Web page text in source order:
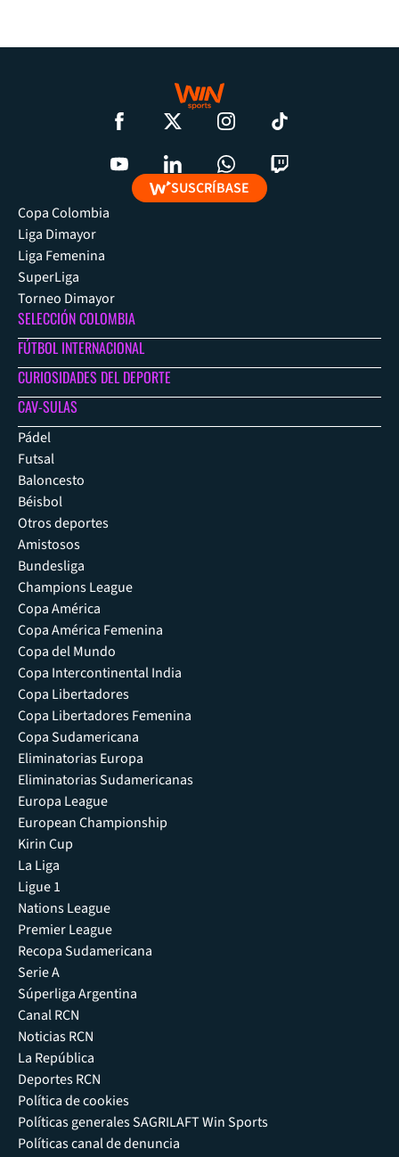
SUSCRÍBASE
Copa Colombia
Liga Dimayor
Liga Femenina
SuperLiga
Torneo Dimayor
SELECCIÓN COLOMBIA
FÚTBOL INTERNACIONAL
CURIOSIDADES DEL DEPORTE
CAV-SULAS
Pádel
Futsal
Baloncesto
Béisbol
Otros deportes
Amistosos
Bundesliga
Champions League
Copa América
Copa América Femenina
Copa del Mundo
Copa Intercontinental India
Copa Libertadores
Copa Libertadores Femenina
Copa Sudamericana
Eliminatorias Europa
Eliminatorias Sudamericanas
Europa League
European Championship
Kirin Cup
La Liga
Ligue 1
Nations League
Premier League
Recopa Sudamericana
Serie A
Súperliga Argentina
Canal RCN
Noticias RCN
La República
Deportes RCN
Política de cookies
Políticas generales SAGRILAFT Win Sports
Políticas canal de denuncia